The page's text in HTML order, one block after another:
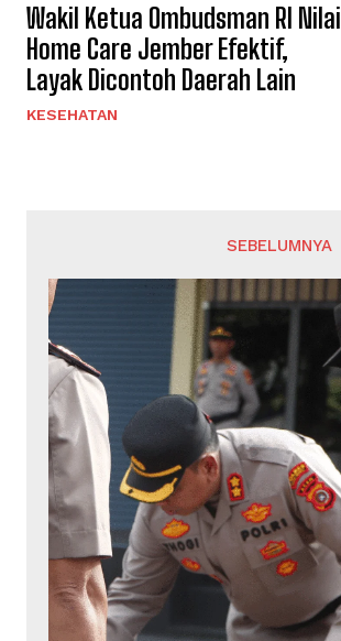
Wakil Ketua Ombudsman RI Nilai
Home Care Jember Efektif,
Layak Dicontoh Daerah Lain
KESEHATAN
SEBELUMNYA